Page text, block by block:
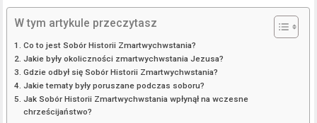
W tym artykule przeczytasz
Co to jest Sobór Historii Zmartwychwstania?
Jakie były okoliczności zmartwychwstania Jezusa?
Gdzie odbył się Sobór Historii Zmartwychwstania?
Jakie tematy były poruszane podczas soboru?
Jak Sobór Historii Zmartwychwstania wpłynął na wczesne
chrześcijaństwo?